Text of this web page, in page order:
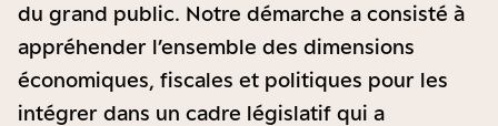
du grand public. Notre démarche a consisté à
appréhender l’ensemble des dimensions
économiques, fiscales et politiques pour les
intégrer dans un cadre législatif qui a